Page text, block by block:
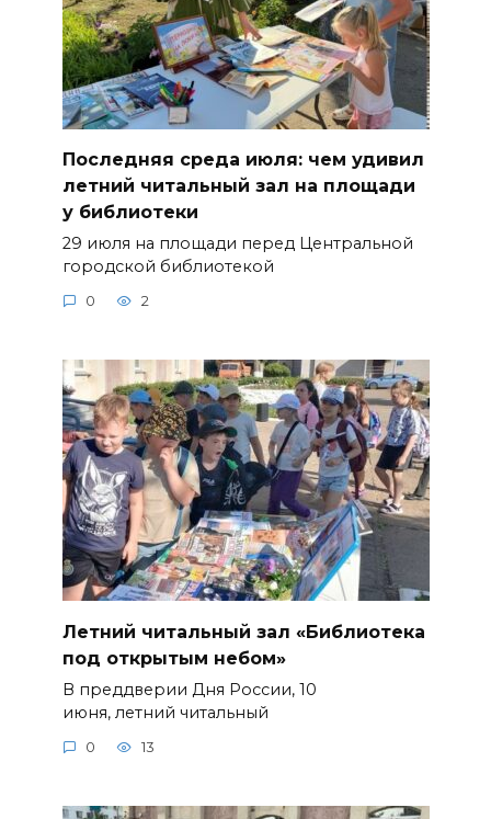
Последняя среда июля: чем удивил
летний читальный зал на площади
у библиотеки
29 июля на площади перед Центральной
городской библиотекой
0 2
Летний читальный зал «Библиотека
под открытым небом»
В преддверии Дня России, 10
июня, летний читальный
0 13